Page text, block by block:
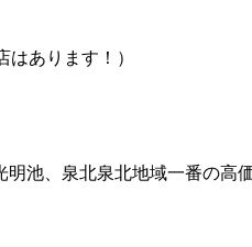
あります！）
池、泉北泉北地域一番の高